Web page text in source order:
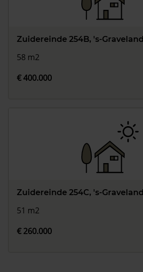
Zuidereinde 254B, 's-Graveland
58 m2
€ 400.000
Zuidereinde 254C, 's-Graveland
51 m2
€ 260.000